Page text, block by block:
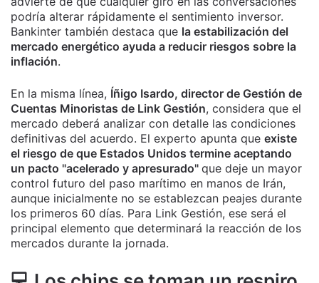
podría alterar rápidamente el sentimiento inversor.
Bankinter también destaca que la estabilización del
mercado energético ayuda a reducir riesgos sobre la
inflación.
En la misma línea, Íñigo Isardo, director de Gestión de
Cuentas Minoristas de Link Gestión, considera que el
mercado deberá analizar con detalle las condiciones
definitivas del acuerdo. El experto apunta que existe
el riesgo de que Estados Unidos termine aceptando
un pacto "acelerado y apresurado" que deje un mayor
control futuro del paso marítimo en manos de Irán,
aunque inicialmente no se establezcan peajes durante
los primeros 60 días. Para Link Gestión, ese será el
principal elemento que determinará la reacción de los
mercados durante la jornada.